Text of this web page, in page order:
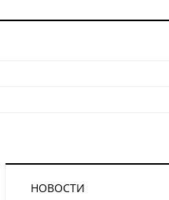
НОВОСТИ